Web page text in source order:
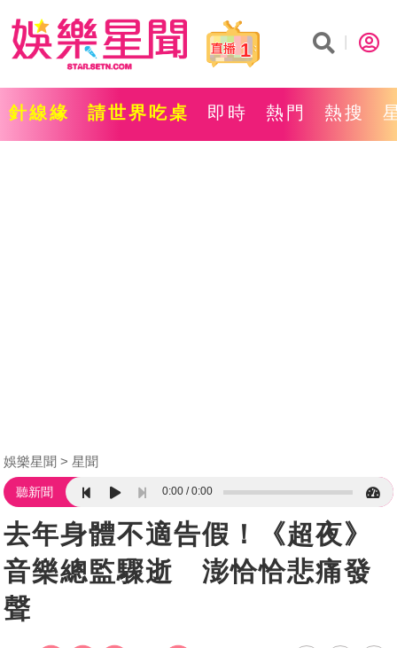
1
針線緣 請世界吃桌 即時 熱門 熱搜
娛樂星聞 星聞
聽新聞 0:00 0:00
去年身體不適告假！《超夜》
音樂總監驟逝 澎恰恰悲痛發
聲